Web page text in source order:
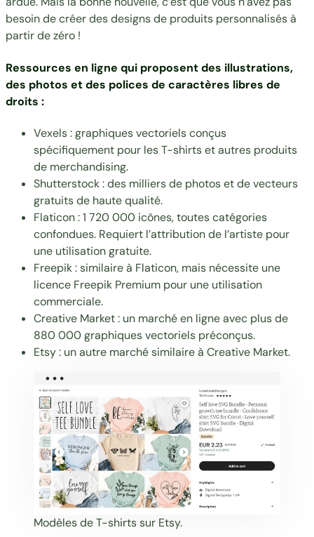
besoin de créer des designs de produits personnalisés à
partir de zéro !
Ressources en ligne qui proposent des illustrations,
des photos et des polices de caractères libres de
droits :
Vexels: graphiques vectoriels conçus
spécifiquement pour les T-shirts et autres produits
de merchandising.
Shutterstock: des milliers de photos et de vecteurs
gratuits de haute qualité.
Flaticon: 1 720 000 icônes, toutes catégories
confondues. Requiert l’attribution de l’artiste pour
une utilisation gratuite.
Freepik: similaire à Flaticon, mais nécessite une
licence Freepik Premium pour une utilisation
commerciale.
Creative Market: un marché en ligne avec plus de
880 000 graphiques vectoriels préconçus.
Etsy: un autre marché similaire à Creative Market.
Modèles de T-shirts sur Etsy.